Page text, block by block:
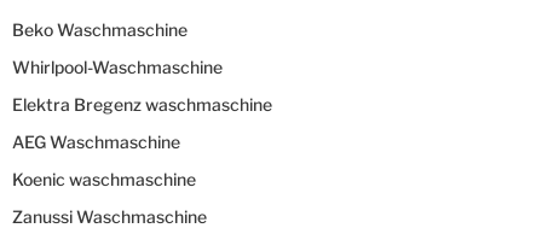
Beko Waschmaschine
Whirlpool-Waschmaschine
Elektra Bregenz waschmaschine
AEG Waschmaschine
Koenic waschmaschine
Zanussi Waschmaschine